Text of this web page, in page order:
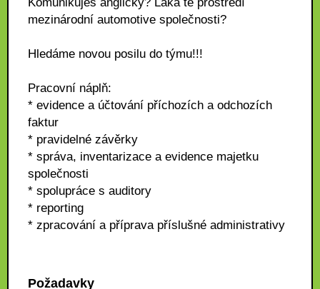
mezinárodní automotive společnosti?
Hledáme novou posilu do týmu!!!
Pracovní náplň:
* evidence a účtování příchozích a odchozích
faktur
* pravidelné závěrky
* správa, inventarizace a evidence majetku
společnosti
* spolupráce s auditory
* reporting
* zpracování a příprava příslušné administrativy
Požadavky